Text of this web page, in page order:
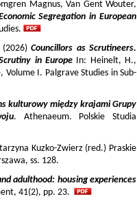
Magnus, Van Gent Wouter,
Segregation in European
(2026) Councillors as Scrutineers.
in EuropeIn: Heinelt, H.,
Volume I. Palgrave Studies in Sub-
kulturowy między krajami Grupy
. Athenaeum. Polskie Studia
Kuzko-Zwierz (red.) Praskie
ss. 128.
adulthood: housing experiences
41(2), pp. 23.